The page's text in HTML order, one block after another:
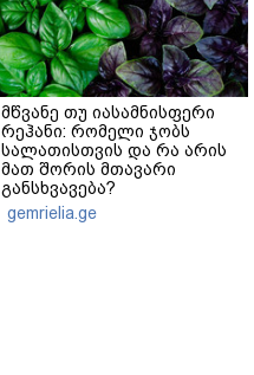
მწვანე თუ იასამნისფერი
რეჰანი: რომელი ჯობს
სალათისთვის და რა არის
მათ შორის მთავარი
განსხვავება?
gemrielia.ge